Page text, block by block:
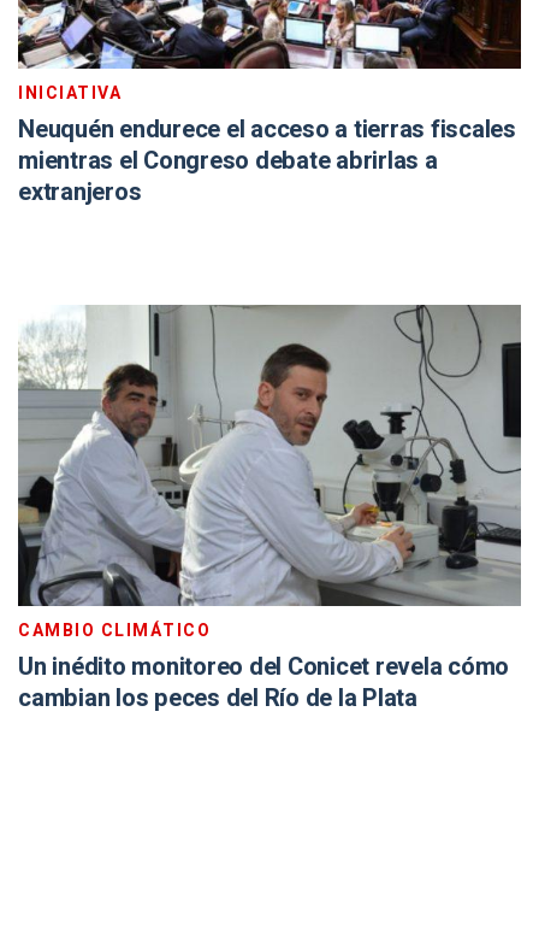
INICIATIVA
Neuquén endurece el acceso a tierras fiscales
mientras el Congreso debate abrirlas a
extranjeros
CAMBIO CLIMÁTICO
Un inédito monitoreo del Conicet revela cómo
cambian los peces del Río de la Plata